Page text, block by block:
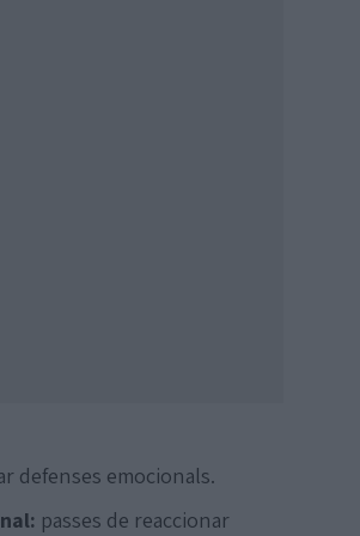
defenses emocionals.
passes de reaccionar